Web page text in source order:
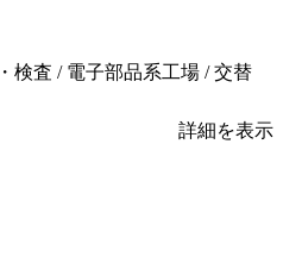
検査 / 電子部品系工場 / 交替
詳細を表示